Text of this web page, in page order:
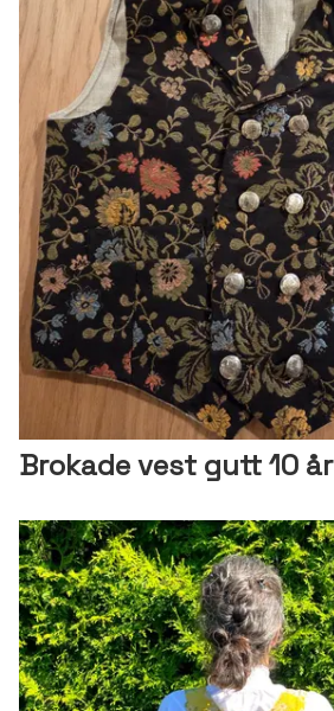
Brokade vest gutt 10 år